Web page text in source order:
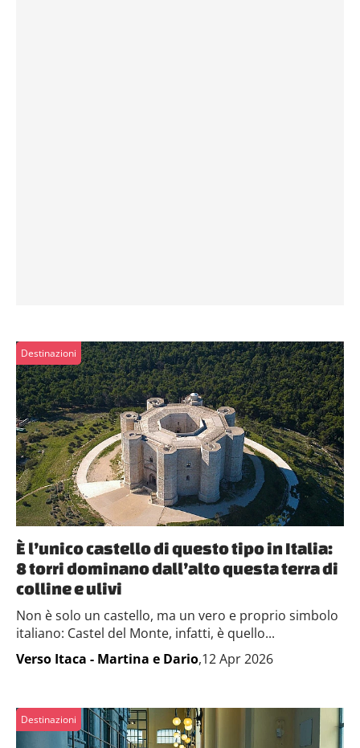
Destinazioni
È l’unico castello di questo tipo in Italia:
8 torri dominano dall’alto questa terra di
colline e ulivi
Non è solo un castello, ma un vero e proprio simbolo
italiano: Castel del Monte, infatti, è quello...
Verso Itaca - Martina e Dario,12 Apr 2026
Destinazioni